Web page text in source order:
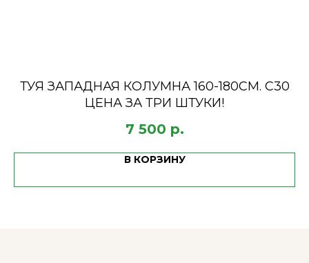
ТУЯ ЗАПАДНАЯ КОЛУМНА 160-180СМ. С30
ЦЕНА ЗА ТРИ ШТУКИ!
7 500 р.
В КОРЗИНУ